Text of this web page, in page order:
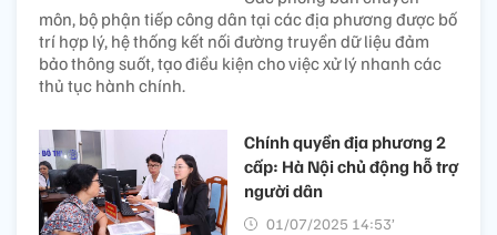
môn, bộ phận tiếp công dân tại các địa phương được bố
trí hợp lý, hệ thống kết nối đường truyền dữ liệu đảm
bảo thông suốt, tạo điều kiện cho việc xử lý nhanh các
thủ tục hành chính.
Chính quyền địa phương 2
cấp: Hà Nội chủ động hỗ trợ
người dân
01/07/2025 14:53’